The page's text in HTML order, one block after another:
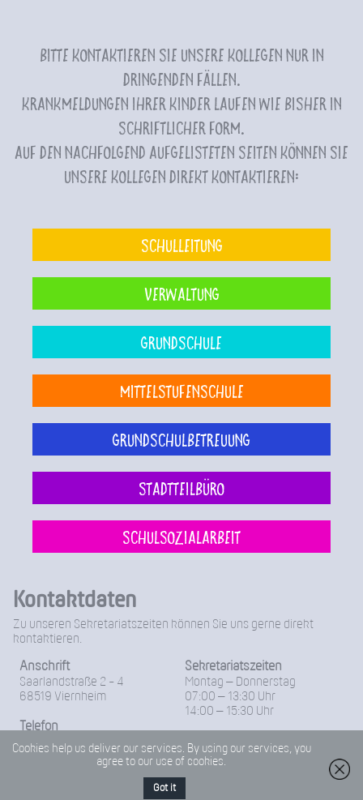
Bitte kontaktieren Sie unsere Kollegen nur in
dringenden Fällen.
Krankmeldungen Ihrer Kinder laufen wie bisher in
schriftlicher Form.
Auf den nachfolgend aufgelisteten Seiten können Sie
unsere Kollegen direkt kontaktieren:
Schulleitung
Verwaltung
Grundschule
Mittelstufenschule
Grundschulbetreuung
Stadtteilbüro
Schulsozialarbeit
Kontaktdaten
Zu unseren Sekretariatszeiten können Sie uns gerne direkt
kontaktieren.
Anschrift
Saarlandstraße 2 - 4
68519 Viernheim
Telefon
06204 / 96 11 0
Sekretariatszeiten
Montag – Donnerstag
07:00 – 13:30 Uhr
14:00 – 15:30 Uhr
Freitag
07:00 – 14:00 Uhr
Cookies help us deliver our services. By using our services, you
agree to our use of cookies.
Got it